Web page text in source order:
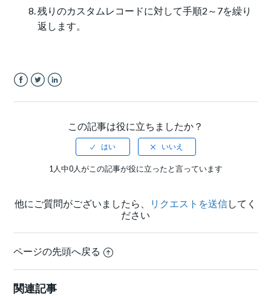
残りのカスタムレコードに対して手順2～7を繰り
返します。
この記事は役に立ちましたか？
1人中0人がこの記事が役に立ったと言っています
他にご質問がございましたら、 リクエストを送信してく
ださい
ページの先頭へ戻る
関連記事